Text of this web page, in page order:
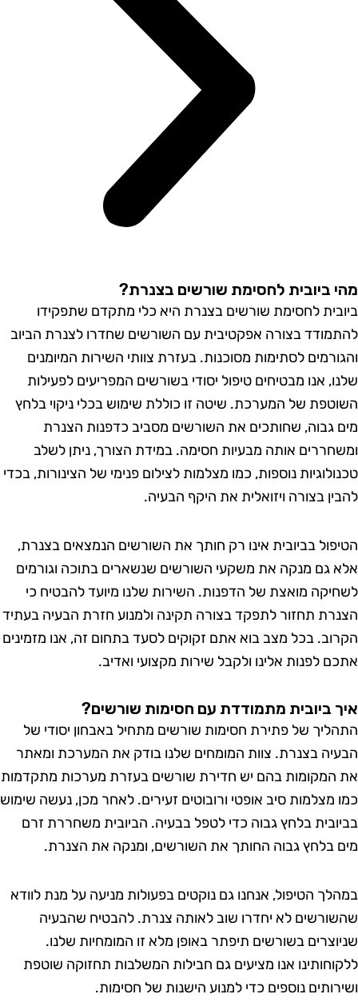
ביובית לחסימת שורשים בצנרת?
לחסימת שורשים בצנרת היא כלי מתקדם שתפקידו
בצורה אפקטיבית עם השורשים שחדרו לצנרת הביוב
לסתימות מסוכנות. בעזרת צוותי השירות המיומנים
אנו מבטיחים טיפול יסודי בשורשים המפריעים לפעילות
של המערכת. שיטה זו כוללת שימוש בכלי ניקוי בלחץ
גבוה, שחותכים את השורשים מסביב כדפנות הצנרת
אותה מבעיות חסימה. במידת הצורך, ניתן לשלב
נוספות, כמו מצלמות לצילום פנימי של הצינורות, בכדי
בצורה ויזואלית את היקף הבעיה.
בביובית אינו רק חותך את השורשים הנמצאים בצנרת,
גם מנקה את משקעי השורשים שנשארים בתוכה וגורמים
מואצת של הדפנות. השירות שלנו מיועד להבטיח כי
תחזור לתפקד בצורה תקינה ולמנוע חזרת הבעיה בעתיד
בכל מצב בוא אתם זקוקים לסעד בתחום זה, אנו מזמינים
לפנות אלינו ולקבל שירות מקצועי ואדיב.
ביובית מתמודדת עם חסימות שורשים?
של פתירת חסימות שורשים מתחיל באבחון יסודי של
בצנרת. צוות המומחים שלנו בודק את המערכת ומאתר
בהם יש חדירת שורשים בעזרת מערכות מתקדמות
מצלמות סיב אופטי ורובוטים זעירים. לאחר מכן, נעשה שימוש
בלחץ גבוה כדי לטפל בבעיה. הביובית משחררת זרם
בלחץ גבוה החותך את השורשים, ומנקה את הצנרת.
הטיפול, אנחנו גם נוקטים בפעולות מניעה על מנת לוודא
לא יחדרו שוב לאותה צנרת. להבטיח שהבעיה
בשורשים תיפתר באופן מלא זו המומחיות שלנו.
אנו מציעים גם חבילות המשלבות תחזוקה שוטפת
נוספים כדי למנוע הישנות של חסימות.